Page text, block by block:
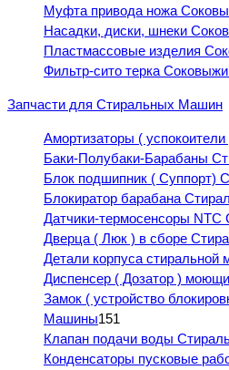
Муфта привода ножа
Насадки, диски, шнеки
Пластмассовые изделия
Фильтр-сито терка
Запчасти для Стиральных Машин
Амортизаторы (
Баки-Полубаки-Барабаны
Блок подшипник ( Суппорт)
Блокиратор барабана
Датчики-термосенсоры
Дверца ( Люк ) в сборе
Детали корпуса стиральной
Диспенсер ( Дозатор )
Замок ( устройство
Машины151
Клапан подачи воды
Конденсаторы пусковые